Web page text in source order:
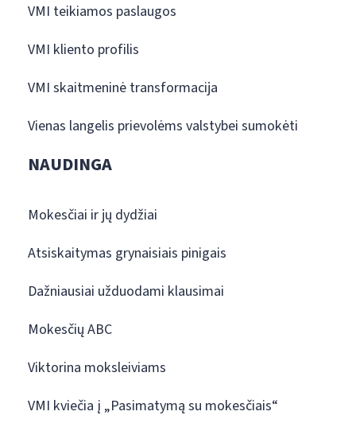
VMI teikiamos paslaugos
VMI kliento profilis
VMI skaitmeninė transformacija
Vienas langelis prievolėms valstybei sumokėti
NAUDINGA
Mokesčiai ir jų dydžiai
Atsiskaitymas grynaisiais pinigais
Dažniausiai užduodami klausimai
Mokesčių ABC
Viktorina moksleiviams
VMI kviečia į „Pasimatymą su mokesčiais“